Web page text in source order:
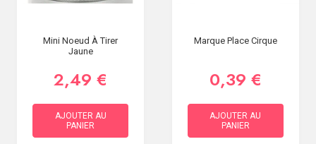
Mini Noeud À Tirer
Jaune
2,49 €
AJOUTER AU
PANIER
Marque Place Cirque
0,39 €
AJOUTER AU
PANIER